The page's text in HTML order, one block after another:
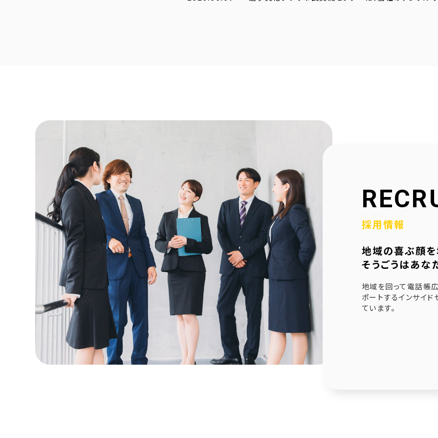
2025.12.23
2025.09.10 NPO法人様と協働でエンディングノートを制作いたし
2025.08.20 官民協働事業として「佐用町エンディングノート」を制
2025.06.21 未来創造企業更新認定式典
2025.01.23 奈良県社会福祉協議会へ寄附金寄贈
2025.01.10 産学官金連携による「Discovery IBARAKI」が発刊さ
2024.12.17 赤穂市版「わたしの終活覚書」が神戸新聞に掲載されま
2024.11.14 エンディングノート「わたしの終活覚書」書き方講座開催
2024.10.25 赤穂市エンディングノート「わたしの終活覚書」発刊式に
採用情報
地域の喜ぶ顔を
そうごうはあな
地域を回って電話帳
ポートするインサイ
ています。